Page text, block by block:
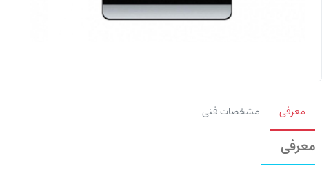
معرفی مشخصات فنی
معرفی